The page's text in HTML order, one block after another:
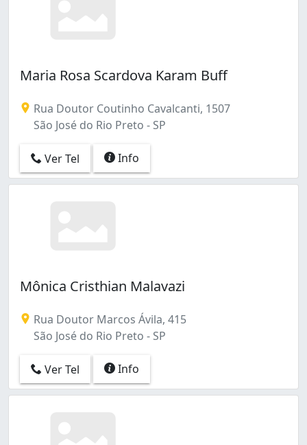
Maria Rosa Scardova Karam Buff
Rua Doutor Coutinho Cavalcanti, 1507
São José do Rio Preto - SP
Ver Tel Info
Mônica Cristhian Malavazi
Rua Doutor Marcos Ávila, 415
São José do Rio Preto - SP
Ver Tel Info